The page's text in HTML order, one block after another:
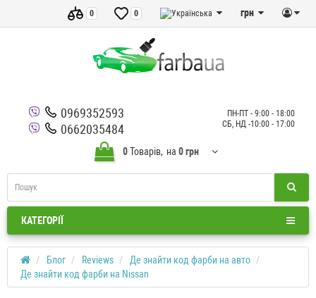
грн
0
0
0969352593
0662035484
ПН-ПТ - 9:00 - 18:00
СБ, НД -10:00 - 17:00
0Товарів, на 0 грн
КАТЕГОРІЇ
Блог Reviews
Де знайти код фарби на авто
Де знайти код фарби на Nissan